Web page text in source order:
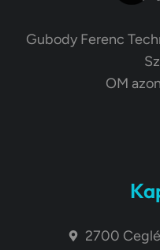
Gubody Ferenc
OM
2700